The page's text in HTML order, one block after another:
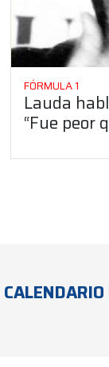
FÓRMULA 1
Lauda
“Fue peor